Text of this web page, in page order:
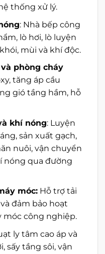
thống xử lý.
: Nhà bếp công
lò hơi, lò luyện
mùi và khí độc.
phòng cháy
tăng áp cầu
gió tầng hầm, hỗ
khí nóng: Luyện
sản xuất gạch,
nuôi, vận chuyển
nóng qua đường
móc:Hỗ trợ tải
đảm bảo hoạt
móc công nghiệp.
ly tâm cao áp và
sấy tầng sôi, vận